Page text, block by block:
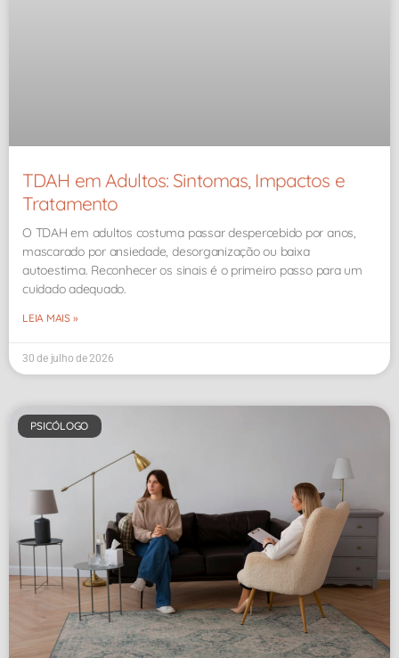
TDAH em Adultos: Sintomas, Impactos e
Tratamento
O TDAH em adultos costuma passar despercebido por anos,
mascarado por ansiedade, desorganização ou baixa
autoestima. Reconhecer os sinais é o primeiro passo para um
cuidado adequado.
LEIA MAIS »
30 de julho de 2026
PSICÓLOGO